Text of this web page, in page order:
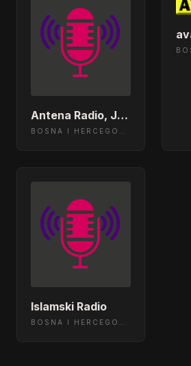
Antena Radio, Jelah Tešanj
Islamski Radio